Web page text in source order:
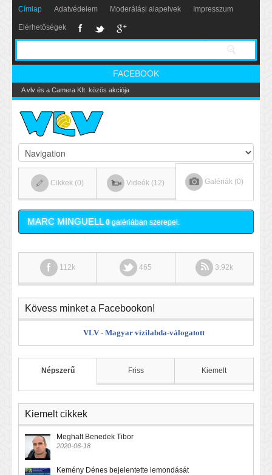
Címlap Adatvédelem Moderálási alapelvek Impresszum
Elérhetőségek
FACEBOOK
A vlv és a Camera Kft. közös akciója
Cikkek (0) Videók (12) Galériák (0)
MARC MINGUELL 0galériában szerepel.
112k 465 3.92k
Kövess minket a Facebookon!
VLV - Magyar vízilabda-válogatott
Népszerű Friss Kiemelt
Kiemelt cikkek
Meghalt Benedek Tibor
2020-06-18
Kemény Dénes bejelentette lemondását